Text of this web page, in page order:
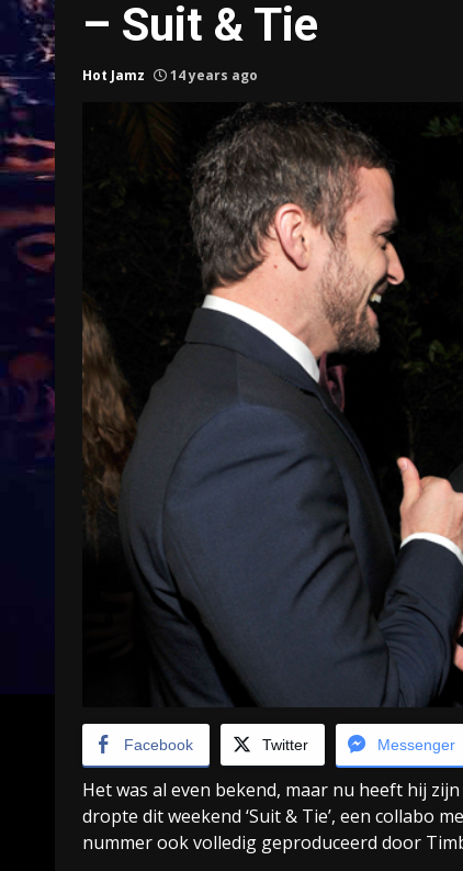
– Suit & Tie
Hot Jamz 14 years ago
Facebook Twitter Messenger
Het was al even bekend, maar nu heeft hij
dropte dit weekend ‘Suit & Tie’, een collabo
nummer ook volledig geproduceerd door
Treinkaartjes worden
abonnementen verdwijnen
9 months ago